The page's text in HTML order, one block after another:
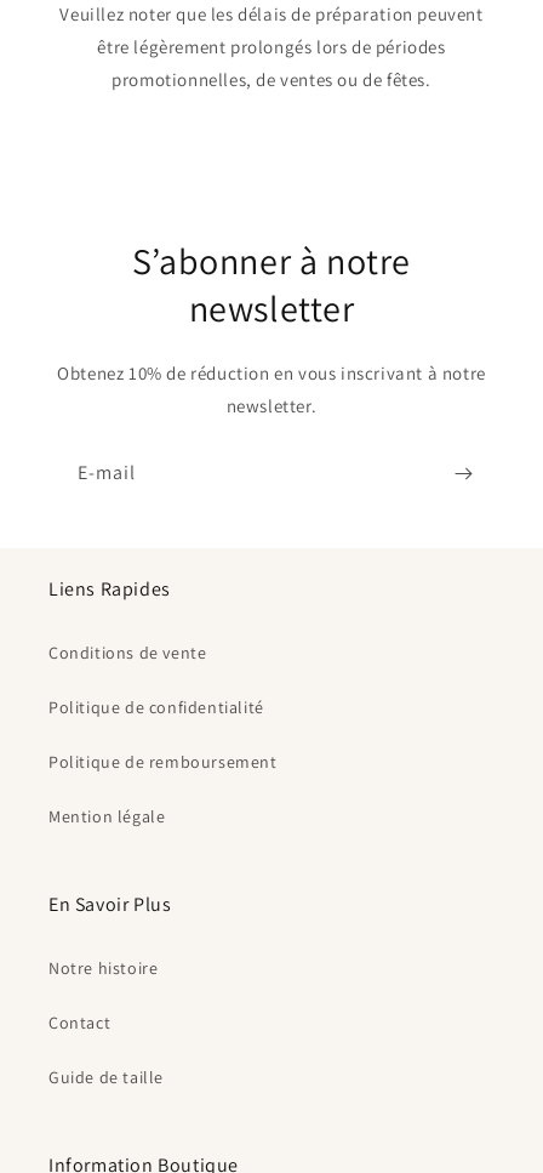
Veuillez noter que les délais de préparation peuvent
être légèrement prolongés lors de périodes
promotionnelles, de ventes ou de fêtes.
S’abonner à notre
newsletter
Obtenez 10% de réduction en vous inscrivant à notre
newsletter.
E-mail
Liens Rapides
Conditions de vente
Politique de confidentialité
Politique de remboursement
Mention légale
En Savoir Plus
Notre histoire
Contact
Guide de taille
Information Boutique